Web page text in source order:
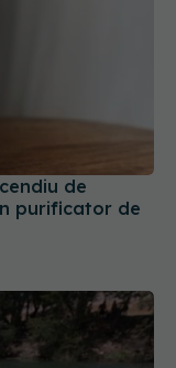
de
purificator de